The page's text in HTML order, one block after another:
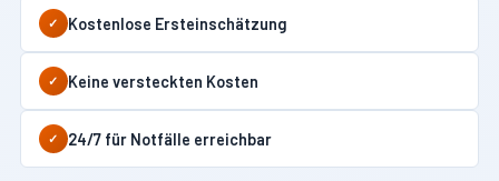
✓ Kostenlose Ersteinschätzung
✓ Keine versteckten Kosten
✓ 24/7 für Notfälle erreichbar